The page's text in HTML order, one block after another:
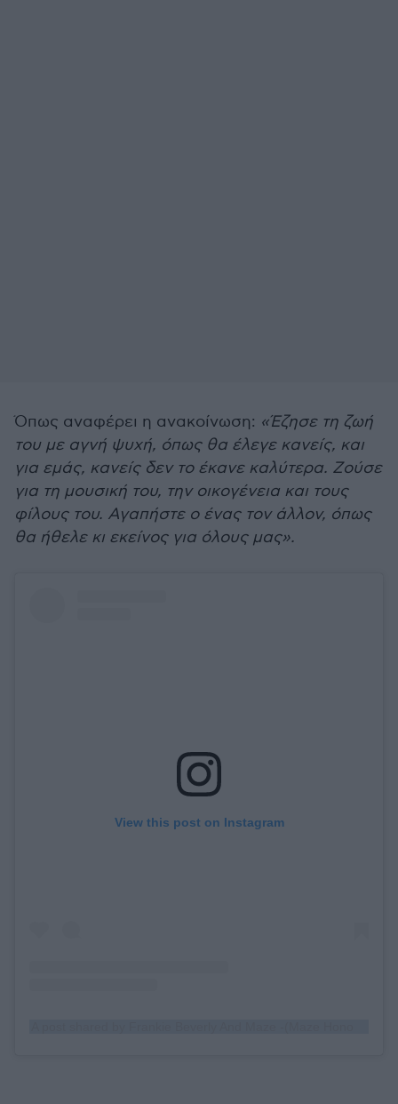
Όπως αναφέρει η ανακοίνωση: «Έζησε τη ζωή
του με αγνή ψυχή, όπως θα έλεγε κανείς, και
για εμάς, κανείς δεν το έκανε καλύτερα. Ζούσε
για τη μουσική του, την οικογένεια και τους
φίλους του. Αγαπήστε ο ένας τον άλλον, όπως
θα ήθελε κι εκείνος για όλους μας».
View this post on Instagram